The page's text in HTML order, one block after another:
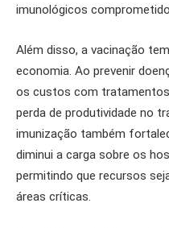
imunológicos
Além disso, a vacinação
economia. Ao prevenir
os custos com
perda de produtividade no
imunização também
diminui a carga sobre os
permitindo que recursos
áreas críticas.